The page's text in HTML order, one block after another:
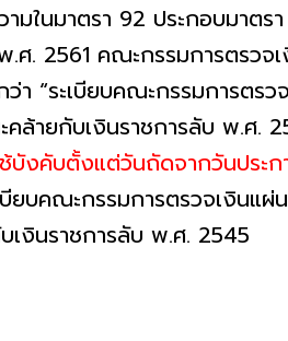
ามในมาตรา 92 ประกอบมา
ศ. 2561 คณะกรรมการตรวจ
ว่า “ระเบียบคณะกรรมการต
ล้ายกับเงินราชการลับ พ.ศ.
ช้บังคับตั้งแต่วันถัดจากวันประ
บียบคณะกรรมการตรวจเงินแ
งินราชการลับ พ.ศ. 2545